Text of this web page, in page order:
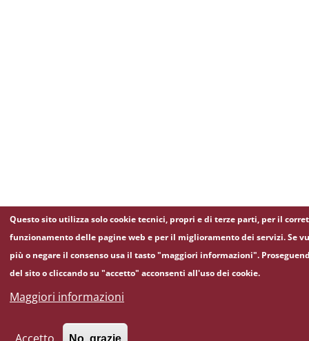
Questo sito utilizza solo cookie tecnici, propri e di terze parti, per il
funzionamento delle pagine web e per il miglioramento dei servizi. Se
più o negare il consenso usa il tasto "maggiori informazioni".
del sito o cliccando su "accetto" acconsenti all'uso dei cookie.
Maggiori informazioni
Accetto No, grazie